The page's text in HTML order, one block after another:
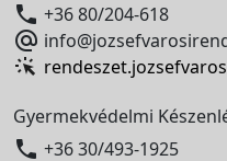
 +36 80/204-618

Gyermekvédelmi
 +36 30/493-1925